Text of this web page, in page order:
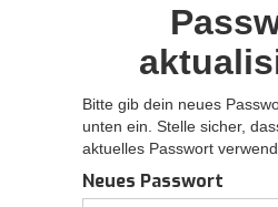
Bitte gib dein neues
unten ein. Stelle sicher,
aktuelles Passwort
Neues Passwort